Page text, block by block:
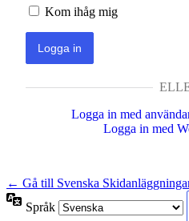
Kom ihåg mig
Logga in med
Logga in med
← Gå till Svenska
Språk